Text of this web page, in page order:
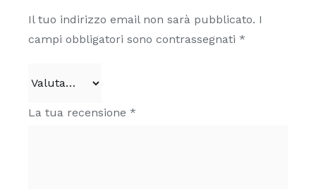
Il tuo indirizzo email non sarà pubblicato. I
campi obbligatori sono contrassegnati *
La tua recensione *